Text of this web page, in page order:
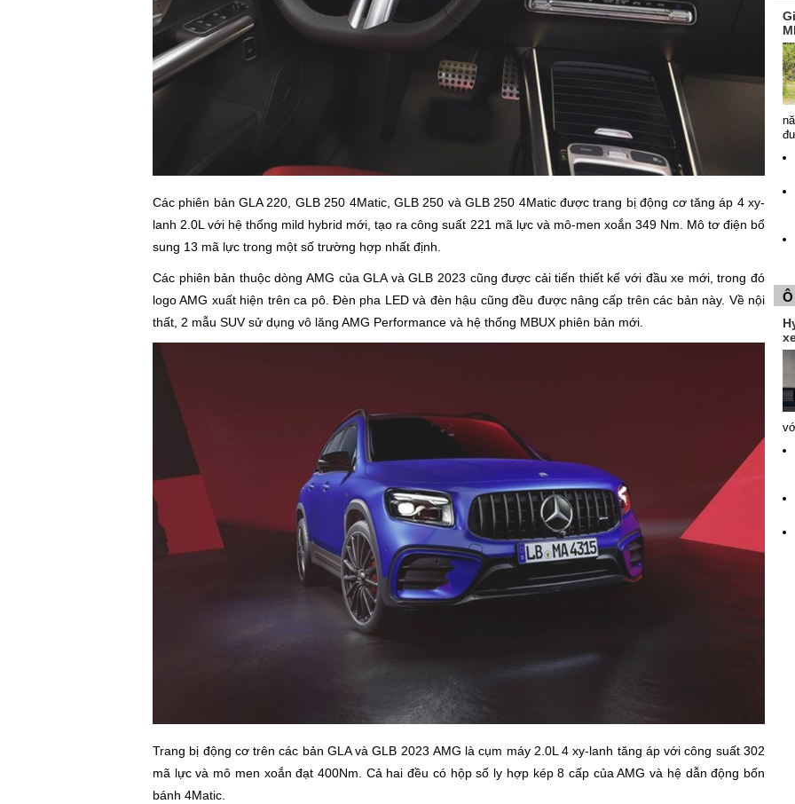
Các phiên bản GLA 220, GLB 250 4Matic, GLB 250 và GLB 250 4Matic được trang bị động cơ tăng áp 4 xy-
lanh 2.0L với hệ thống mild hybrid mới, tạo ra công suất 221 mã lực và mô-men xoắn 349 Nm. Mô tơ điện bổ
sung 13 mã lực trong một số trường hợp nhất định.
Các phiên bản thuộc dòng AMG của GLA và GLB 2023 cũng được cải tiến thiết kế với đầu xe mới, trong đó
logo AMG xuất hiện trên ca pô. Đèn pha LED và đèn hậu cũng đều được nâng cấp trên các bản này. Về nội
thất, 2 mẫu SUV sử dụng vô lăng AMG Performance và hệ thống MBUX phiên bản mới.
Trang bị động cơ trên các bản GLA và GLB 2023 AMG là cụm máy 2.0L 4 xy-lanh tăng áp với công suất 302
mã lực và mô men xoắn đạt 400Nm. Cả hai đều có hộp số ly hợp kép 8 cấp của AMG và hệ dẫn động bốn
bánh 4Matic.